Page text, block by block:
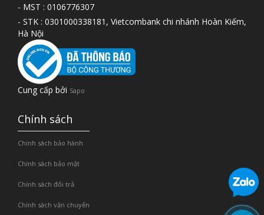
- MST : 0106776307
- STK : 0301000338181, Vietcombank chi nhánh Hoàn Kiếm,
Hà Nội
Cung cấp bởi Sapo
Chính sách
Chính sách bảo hành
Chính sách bảo mật
Chính sách đổi trả
Chính sách vận chuyển